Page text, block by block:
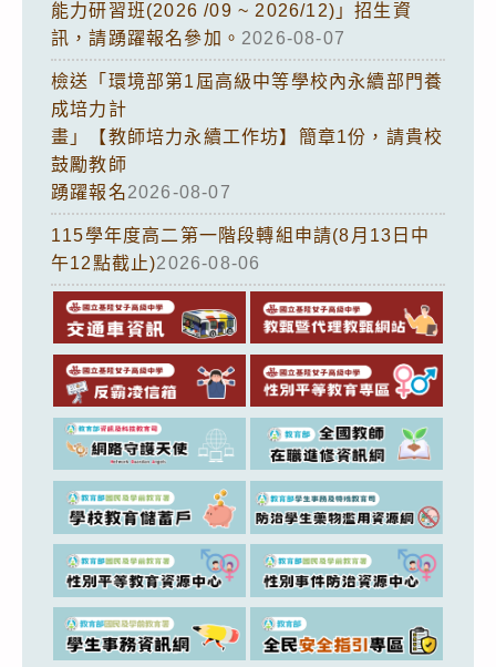
能力研習班(2026 /09 ~ 2026/12)」招生資
訊，請踴躍報名參加。 2026-08-07
檢送「環境部第1屆高級中等學校內永續部門養
成培力計
畫」【教師培力永續工作坊】簡章1份，請貴校
鼓勵教師
踴躍報名2026-08-07
115學年度高二第一階段轉組申請(8月13日中
午12點截止)2026-08-06